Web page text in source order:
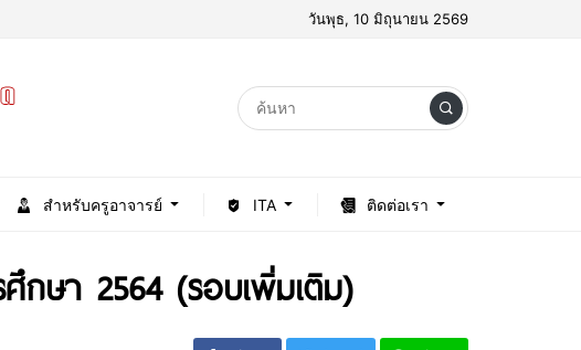
วันพุธ, 10 มิถุนายน 2569
สำหรับครูอาจารย์ ITA ติดต่อเรา
กษา 2564 (รอบเพิ่มเติม)